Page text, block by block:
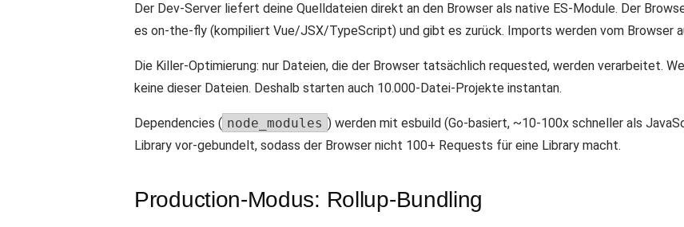
Der Dev-Server liefert deine Quelldateien direkt an den Browser als native ES-Module. Der
es on-the-fly (kompiliert Vue/JSX/TypeScript) und gibt es zurück. Imports werden vom Browser
Die Killer-Optimierung: nur Dateien, die der Browser tatsächlich requested, werden verarbeitet.
keine dieser Dateien. Deshalb starten auch 10.000-Datei-Projekte instantan.
Dependencies ( node_modules ) werden mit esbuild (Go-basiert, ~10-100x schneller als
Library vor-gebundelt, sodass der Browser nicht 100+ Requests für eine Library macht.
Production-Modus: Rollup-Bundling